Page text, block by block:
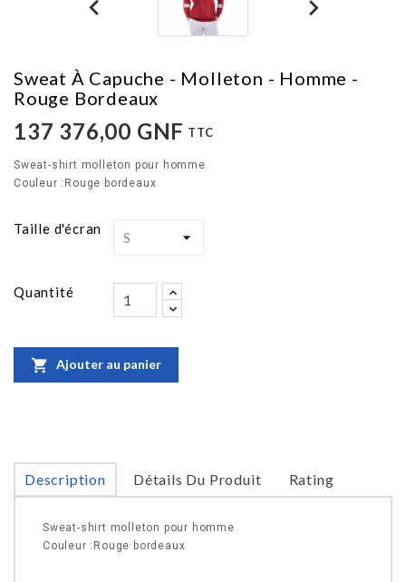
Sweat À Capuche - Molleton - Homme -
Rouge Bordeaux
137 376,00 GNF TTC
Sweat-shirt molleton pour homme
Couleur :Rouge bordeaux
Taille d'écran
Quantité
 Ajouter au panier
Description Détails Du Produit Rating
Sweat-shirt molleton pour homme
Couleur :Rouge bordeaux